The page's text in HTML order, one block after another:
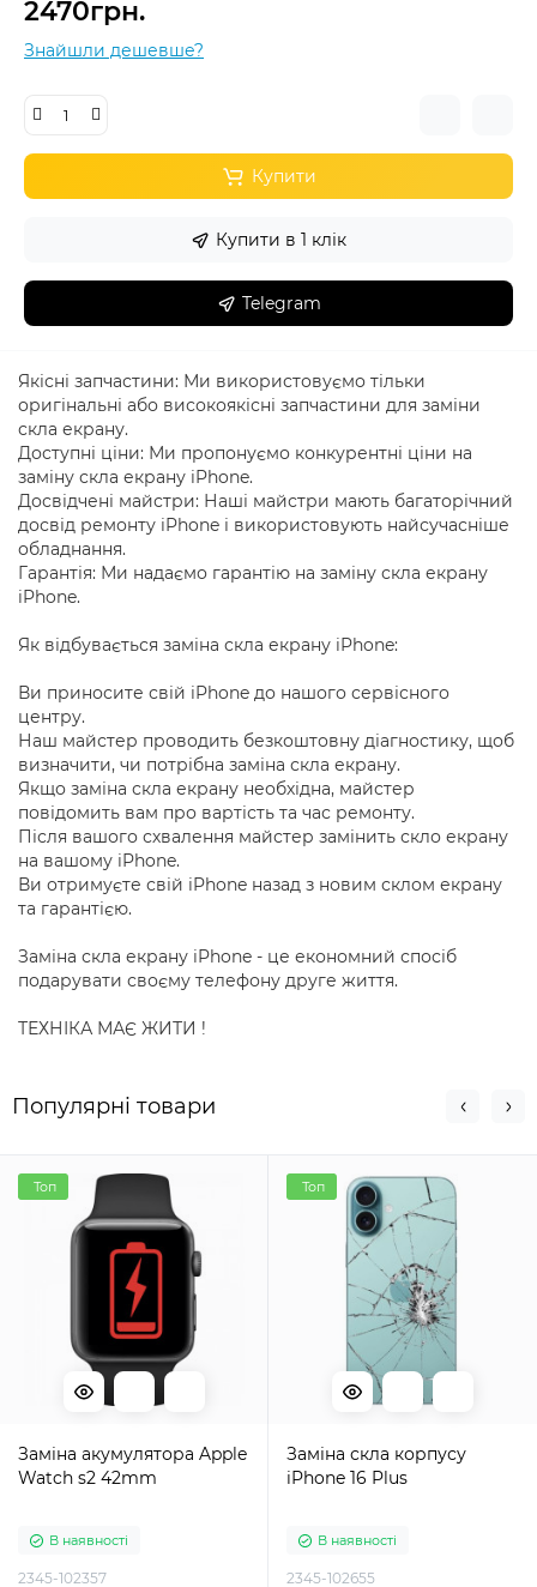
2470грн.
Знайшли дешевше?
Купити
Купити в 1 клік
Telegram
Якісні запчастини: Ми використовуємо тільки
оригінальні або високоякісні запчастини для заміни
скла екрану.
Доступні ціни: Ми пропонуємо конкурентні ціни на
заміну скла екрану iPhone.
Досвідчені майстри: Наші майстри мають багаторічний
досвід ремонту iPhone і використовують найсучасніше
обладнання.
Гарантія: Ми надаємо гарантію на заміну скла екрану
iPhone.
Як відбувається заміна скла екрану iPhone:
Ви приносите свій iPhone до нашого сервісного
центру.
Наш майстер проводить безкоштовну діагностику, щоб
визначити, чи потрібна заміна скла екрану.
Якщо заміна скла екрану необхідна, майстер
повідомить вам про вартість та час ремонту.
Після вашого схвалення майстер замінить скло екрану
на вашому iPhone.
Ви отримуєте свій iPhone назад з новим склом екрану
та гарантією.
Заміна скла екрану iPhone - це економний спосіб
подарувати своєму телефону друге життя.
ТЕХНІКА МАЄ ЖИТИ !
Популярні товари
Топ
Заміна акумулятора Apple
Watch s2 42mm
В наявності
2345-102357
Топ
Заміна скла корпусу
iPhone 16 Plus
В наявності
2345-102655